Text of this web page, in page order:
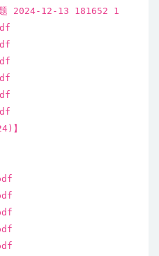
12-13 181652 1
】